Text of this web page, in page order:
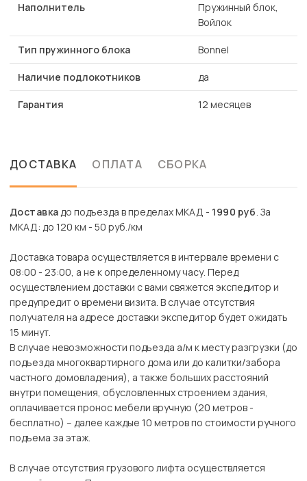
Наполнитель
Пружинный блок,
Войлок
Тип пружинного блока Bonnel
Наличие подлокотников да
Гарантия 12 месяцев
ДОСТАВКА ОПЛАТА СБОРКА
Доставкадо подъезда в пределах МКАД - 1990 руб. За
МКАД: до 120 км - 50 руб./км
Доставка товара осуществляется в интервале времени с
08:00 - 23:00, а не к определенному часу. Перед
осуществлением доставки с вами свяжется экспедитор и
предупредит о времени визита. В случае отсутствия
получателя на адресе доставки экспедитор будет ожидать
15 минут.
В случае невозможности подъезда а/м к месту разгрузки (до
подъезда многоквартирного дома или до калитки/забора
частного домовладения), а также больших расстояний
внутри помещения, обусловленных строением здания,
оплачивается пронос мебели вручную (20 метров -
бесплатно) – далее каждые 10 метров по стоимости ручного
подъема за этаж.
В случае отсутствия грузового лифта осуществляется